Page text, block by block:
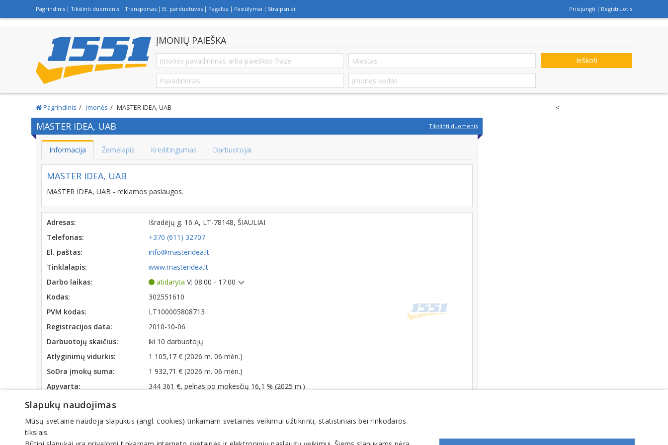
Pagrindinis Tikslinti duomenis Transportas El. parduotuvės Pagalba Pasiūlymai Straipsniai Prisijungti Registruotis
ĮMONIŲ PAIEŠKA
Ieškoti
Pagrindinis Įmonės MASTER IDEA, UAB
MASTER IDEA, UAB Tikslinti duomenis
Informacija Žemėlapis Kreditingumas Darbuotojai
MASTER IDEA, UAB
MASTER IDEA, UAB - reklamos paslaugos.
Adresas:
Išradėjų g. 16 A, LT-78148, ŠIAULIAI
Telefonas:
+370 (611) 32707
El. paštas:
info@masteridea.lt
Tinklalapis:
www.masteridea.lt
Darbo laikas:
atidaryta V: 08:00 - 17:00
Kodas:
302551610
PVM kodas:
LT100005808713
Registracijos data:
2010-10-06
Darbuotojų skaičius:
iki 10 darbuotojų
Atlyginimų vidurkis:
1 105,17 € (2026 m. 06 mėn.)
SoDra įmokų suma:
1 932,71 € (2026 m. 06 mėn.)
Apyvarta:
344 361 €, pelnas po mokesčių 16,1 % (2025 m.)
Skola Sodrai:
Veiklos sritys
<
Slapukų naudojimas
Mūsų svetainė naudoja slapukus (angl. cookies) tinkamam svetainės veikimui užtikrinti, statistiniais bei rinkodaros
tikslais.